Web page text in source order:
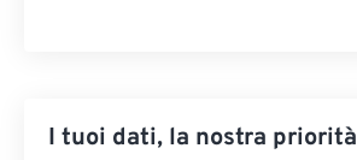
I tuoi dati, la nostra priorità